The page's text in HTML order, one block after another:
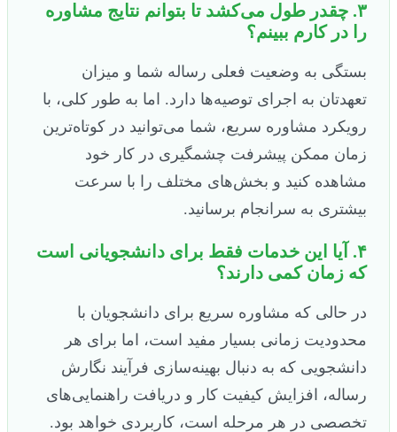
۳. چقدر طول می‌کشد تا بتوانم نتایج مشاوره
را در کارم ببینم؟
بستگی به وضعیت فعلی رساله شما و میزان
تعهدتان به اجرای توصیه‌ها دارد. اما به طور کلی، با
رویکرد مشاوره سریع، شما می‌توانید در کوتاه‌ترین
زمان ممکن پیشرفت چشمگیری در کار خود
مشاهده کنید و بخش‌های مختلف را با سرعت
بیشتری به سرانجام برسانید.
۴. آیا این خدمات فقط برای دانشجویانی است
که زمان کمی دارند؟
در حالی که مشاوره سریع برای دانشجویان با
محدودیت زمانی بسیار مفید است، اما برای هر
دانشجویی که به دنبال بهینه‌سازی فرآیند نگارش
رساله، افزایش کیفیت کار و دریافت راهنمایی‌های
تخصصی در هر مرحله است، کاربردی خواهد بود.